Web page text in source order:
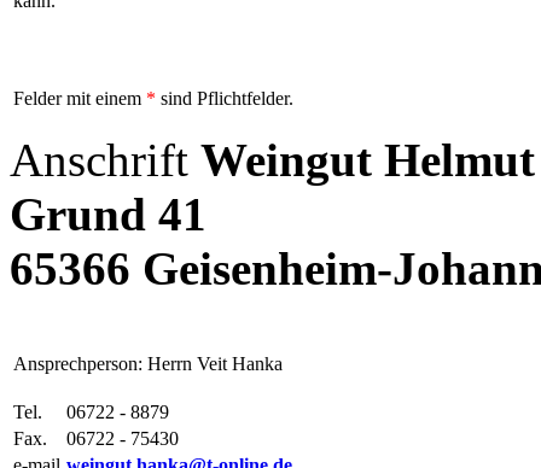
Felder mit einem * sind Pflichtfelder.
Anschrift Weingut
Grund 41
65366 Geisenheim-
Ansprechperson: Herrn Veit Hanka
Tel.
06722 - 8879
Fax.
06722 - 75430